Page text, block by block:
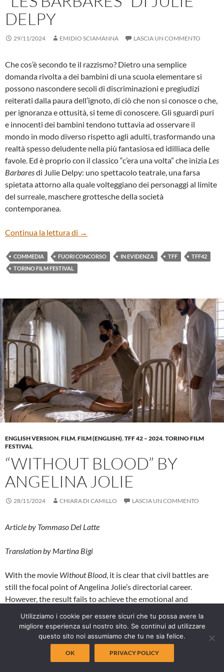
DELPY
29/11/2024 EMIDIO SCIAMANNA LASCIA UN COMMENTO
Che cos’è secondo te il razzismo? Dietro una semplice
domanda rivolta a dei bambini di una scuola elementare si
possono nascondere secoli di discriminazioni e pregiudizi
reiterati dalla paura dell’ignoto, di ciò che non si conosce o che,
per ignoranza e ottusità, si teme di conoscere. Gli sguardi puri
e innocenti dei bambini tendono tuttavia ad osservare il
mondo in modo diverso rispetto agli adulti, trasformando una
realtà spesso deludente nella più fantasiosa ed idilliaca delle
favole. Ed è proprio con il classico “c’era una volta” che inizia Les
Barbaresdi Julie Delpy: uno spettacolo teatrale, una farsa
spietata attorno alla quale volteggiano dei personaggi al limite
del surreale, maschere grottesche della società
contemporanea.
Continua la lettura di “LES BARBARES” DI JULIE DELPY
→
COMMEDIA FUORI CONCORSO IN EVIDENZA TFF
TFF42
TORINO FILM FESTIVAL
ENGLISH VERSION,FILM,FILM (ENGLISH),TFF 42 – 2024,TORINO FILM
FESTIVAL
“WITHOUT BLOOD” BY
ANGELINA JOLIE
28/11/2024 CHIARA DI CAMILLO LASCIA UN COMMENTO
Article by Tommaso Del Latte
Translation by Martina Bigi
With the movie Without Blood, it is clear that civil battles are
still the focal point of Angelina Jolie’s directorial career.
However, the result fails to achieve the emotional and
born writer Alessandro Baricco, the film promises to delve into
the psyche of the characters, who are scarred by the violence
of the war, but its occasional abstract approach and the lack of
genuine emotional development make it an intellectual
Utilizziamo i cookie per essere sicuri che tu possa avere la
migliore esperienza sul nostro sito. Se continui ad utilizzare
questo sito noi assumiamo che tu ne sia felice.
OK PRIVACY POLICY